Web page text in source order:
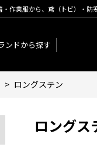
作業服から、鳶（トビ）・防
ンドから探す
> ロングステン
ロングス